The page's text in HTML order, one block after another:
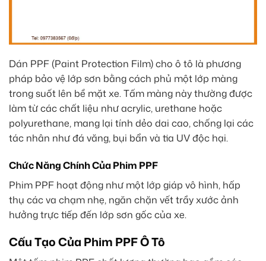
Dán PPF (Paint Protection Film) cho ô tô là phương
pháp bảo vệ lớp sơn bằng cách phủ một lớp màng
trong suốt lên bề mặt xe. Tấm màng này thường được
làm từ các chất liệu như acrylic, urethane hoặc
polyurethane, mang lại tính dẻo dai cao, chống lại các
tác nhân như đá văng, bụi bẩn và tia UV độc hại.
Chức Năng Chính Của Phim PPF
Phim PPF hoạt động như một lớp giáp vô hình, hấp
thụ các va chạm nhẹ, ngăn chặn vết trầy xước ảnh
hưởng trực tiếp đến lớp sơn gốc của xe.
Cấu Tạo Của Phim PPF Ô Tô